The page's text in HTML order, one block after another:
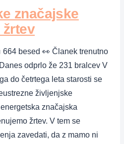
značajske
besed 👀 Članek trenutno
odprlo že 231 bralcev V
do četrtega leta starosti se
življenjske
značajska
žrtev. V tem se
zavedati, da z mamo ni